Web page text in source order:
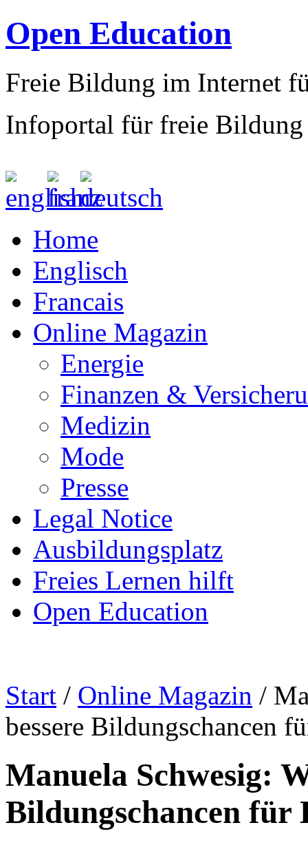
Open Education
Freie Bildung im Internet
Infoportal für freie Bildung
Home
Englisch
Francais
Online Magazin
Energie
Finanzen &
Medizin
Mode
Presse
Legal Notice
Ausbildungsplatz
Freies Lernen hilft
Open Education
Start / Online Magazin /
bessere Bildungschancen
Manuela Schwesig:
Bildungschancen für